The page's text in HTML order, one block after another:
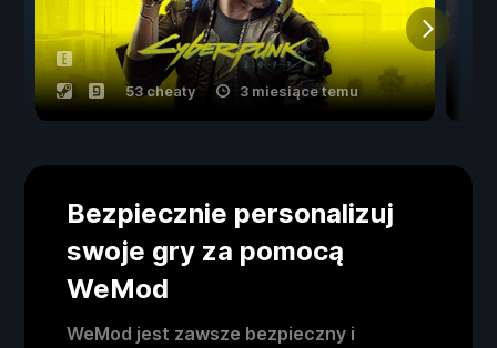
53 cheaty 3 miesiące temu
Bezpiecznie personalizuj
swoje gry za pomocą
WeMod
WeMod jest zawsze bezpieczny i